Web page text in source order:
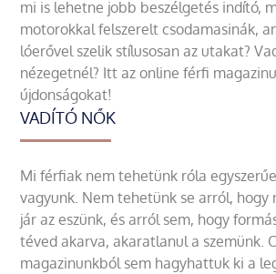
mi is lehetne jobb beszélgetés indító,
motorokkal felszerelt csodamasinák,
lóerővel szelik stílusosan az utakat?
nézegetnél? Itt az online férfi
újdonságokat!
VADÍTÓ NŐK
Mi férfiak nem tehetünk róla
vagyunk. Nem tehetünk se arról, hogy
jár az eszünk, és arról sem, hogy
téved akarva, akaratlanul a szemünk.
magazinunkból sem hagyhattuk ki a